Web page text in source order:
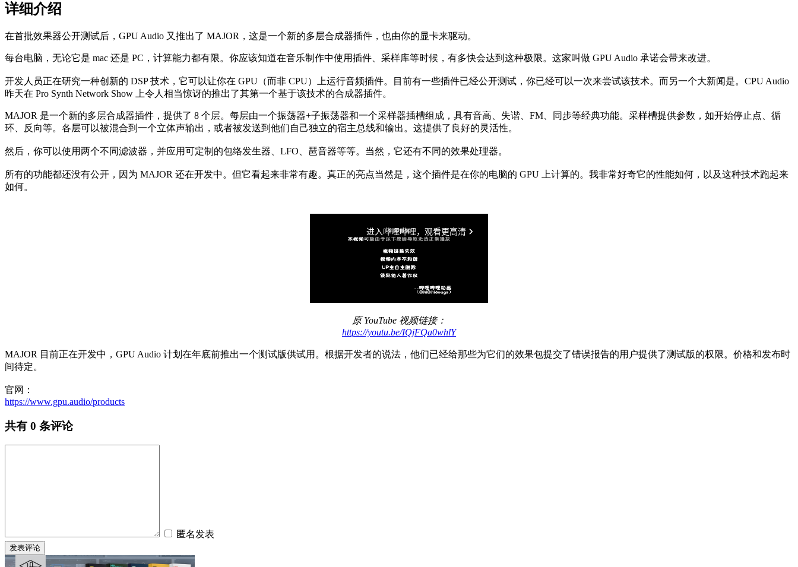
详细介绍
在首批效果器公开测试后，GPU Audio 又推出了 MAJOR，这是一个新的多层合成器插件，也由你的显卡来驱动。
每台电脑，无论它是 mac 还是 PC，计算能力都有限。你应该知道在音乐制作中使用插件、采样库等时候，有多快会达到这种极限。这家叫做 GPU Audio 承诺会带来改进。
开发人员正在研究一种创新的 DSP 技术，它可以让你在 GPU（而非 CPU）上运行音频插件。目前有一些插件已经公开测试，你已经可以一次来尝试该技术。而另一个大新闻是。CPU Audio
昨天在 Pro Synth Network Show 上令人相当惊讶的推出了其第一个基于该技术的合成器插件。
MAJOR 是一个新的多层合成器插件，提供了 8 个层。每层由一个振荡器+子振荡器和一个采样器插槽组成，具有音高、失谐、FM、同步等经典功能。采样槽提供参数，如开始停止点、循
环、反向等。各层可以被混合到一个立体声输出，或者被发送到他们自己独立的宿主总线和输出。这提供了良好的灵活性。
然后，你可以使用两个不同滤波器，并应用可定制的包络发生器、LFO、琶音器等等。当然，它还有不同的效果处理器。
所有的功能都还没有公开，因为 MAJOR 还在开发中。但它看起来非常有趣。真正的亮点当然是，这个插件是在你的电脑的 GPU 上计算的。我非常好奇它的性能如何，以及这种技术跑起来
如何。
原 YouTube 视频链接：
https://youtu.be/IQjFQa0whlY
MAJOR 目前正在开发中，GPU Audio 计划在年底前推出一个测试版供试用。根据开发者的说法，他们已经给那些为它们的效果包提交了错误报告的用户提供了测试版的权限。价格和发布时
间待定。
官网：
https://www.gpu.audio/products
共有 0 条评论
匿名发表